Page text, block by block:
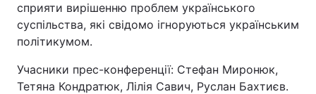
сприяти вирішенню проблем українського
суспільства, які свідомо ігноруються українським
політикумом.
Учасники прес-конференції: Стефан Миронюк,
Тетяна Кондратюк, Лілія Савич, Руслан Бахтиєв.